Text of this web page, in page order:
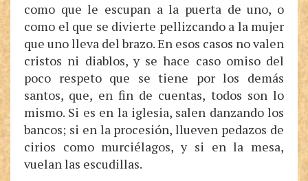
como que le escupan a la puerta de uno, o
como el que se divierte pellizcando a la mujer
que uno lleva del brazo. En esos casos no valen
cristos ni diablos, y se hace caso omiso del
poco respeto que se tiene por los demás
santos, que, en fin de cuentas, todos son lo
mismo. Si es en la iglesia, salen danzando los
bancos; si en la procesión, llueven pedazos de
cirios como murciélagos, y si en la mesa,
vuelan las escudillas.